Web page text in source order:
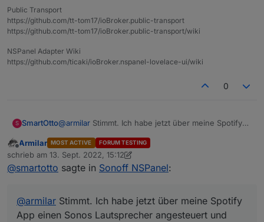
Public Transport
https://github.com/tt-tom17/ioBroker.public-transport
https://github.com/tt-tom17/ioBroker.public-transport/wiki
NSPanel Adapter Wiki
https://github.com/ticaki/ioBroker.nspanel-lovelace-ui/wiki
0
S SmartOtto@armilar Stimmt. Ich habe jetzt über meine Spotify
dann erscheint er auch in der ioBroker Spotify
Adapter Liste. -- Aber scheinbar nur temporär, denn
das hatte ich vorher ja auch schon mal gemacht und
Offline
Armilar MOST ACTIVE FORUM TESTING
schrieb am 13. Sept. 2022, 15:12
zuletzt editiert von Armilar
@smartotto sagte in Sonoff NSPanel:
@armilar Stimmt. Ich habe jetzt über meine Spotify
App einen Sonos Lautsprecher angesteuert und